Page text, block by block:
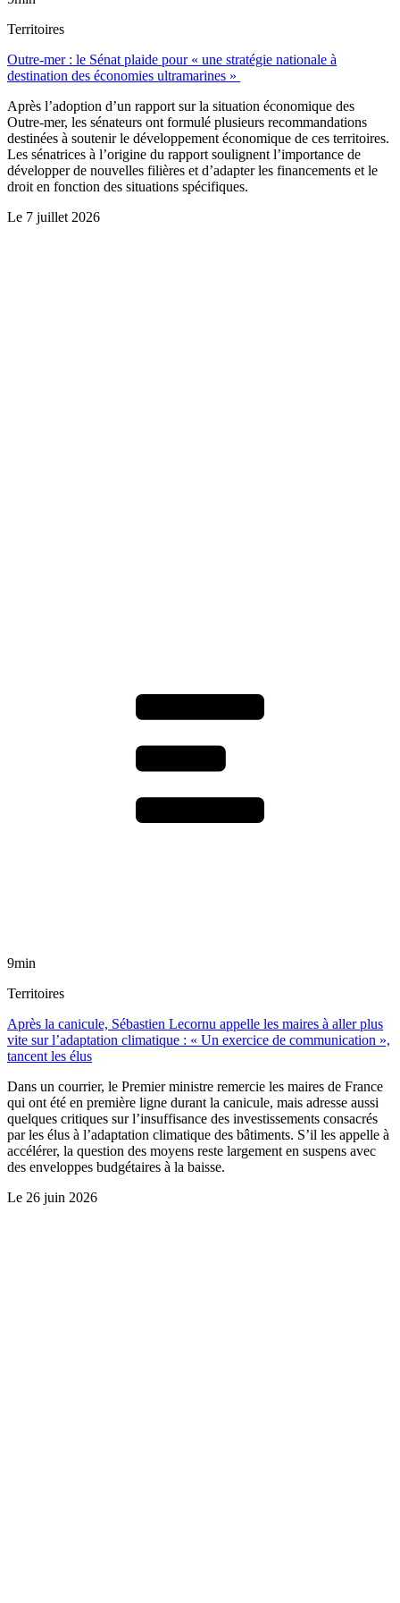
Territoires
Outre-mer : le Sénat plaide pour « une stratégie nationale à
destination des économies ultramarines »
Après l’adoption d’un rapport sur la situation économique des
Outre-mer, les sénateurs ont formulé plusieurs recommandations
destinées à soutenir le développement économique de ces territoires.
Les sénatrices à l’origine du rapport soulignent l’importance de
développer de nouvelles filières et d’adapter les financements et le
droit en fonction des situations spécifiques.
Le 7 juillet 2026
9min
Territoires
Après la canicule, Sébastien Lecornu appelle les maires à aller plus
vite sur l’adaptation climatique : « Un exercice de communication »,
tancent les élus
Dans un courrier, le Premier ministre remercie les maires de France
qui ont été en première ligne durant la canicule, mais adresse aussi
quelques critiques sur l’insuffisance des investissements consacrés
par les élus à l’adaptation climatique des bâtiments. S’il les appelle à
accélérer, la question des moyens reste largement en suspens avec
des enveloppes budgétaires à la baisse.
Le 26 juin 2026